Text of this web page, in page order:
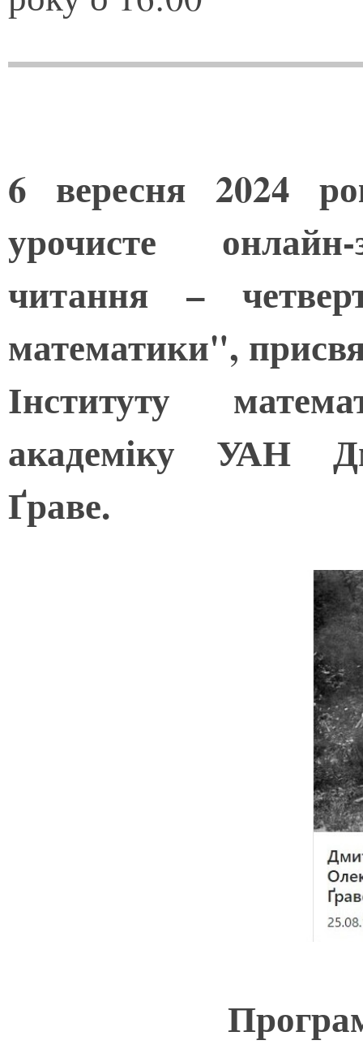
6 вересня 2024
урочисте онлайн-
читання –
математики",
Інституту
академіку УАН
Ґраве.